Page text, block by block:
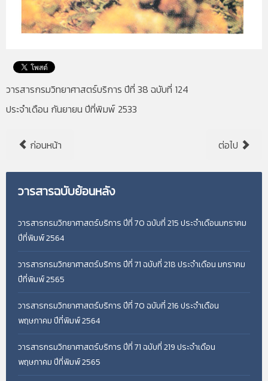
วารสารกรมวิทยาศาสตร์บริการ ปีที่ 38 ฉบับที่ 124
ประจำเดือน กันยายน ปีที่พิมพ์ 2533
ก่อนหน้า ต่อไป
วารสารฉบับย้อนหลัง
วารสารกรมวิทยาศาสตร์บริการ ปีที่ 70 ฉบับที่ 215 ประจำเดือนมกราคม
ปีที่พิมพ์ 2564
วารสารกรมวิทยาศาสตร์บริการ ปีที่ 71 ฉบับที่ 218 ประจำเดือน มกราคม
ปีที่พิมพ์ 2565
วารสารกรมวิทยาศาสตร์บริการ ปีที่ 70 ฉบับที่ 216 ประจำเดือน
พฤษภาคม ปีที่พิมพ์ 2564
วารสารกรมวิทยาศาสตร์บริการ ปีที่ 71 ฉบับที่ 219 ประจำเดือน
พฤษภาคม ปีที่พิมพ์ 2565